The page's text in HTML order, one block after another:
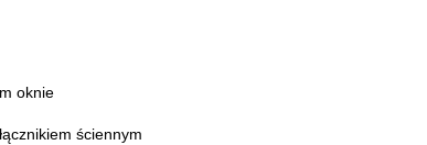
oknie
ściennym